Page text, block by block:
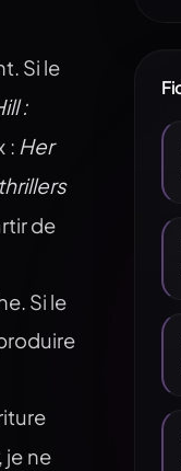
Si le
:
: Her
thrillers
de
Si le
je ne